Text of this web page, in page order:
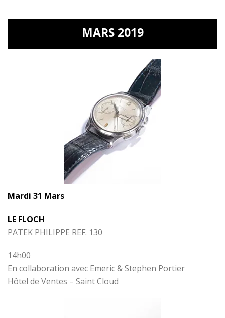
MARS 2019
Mardi 31 Mars
LE FLOCH
PATEK PHILIPPE REF. 130
14h00
En collaboration avec Emeric & Stephen Portier
Hôtel de Ventes – Saint Cloud